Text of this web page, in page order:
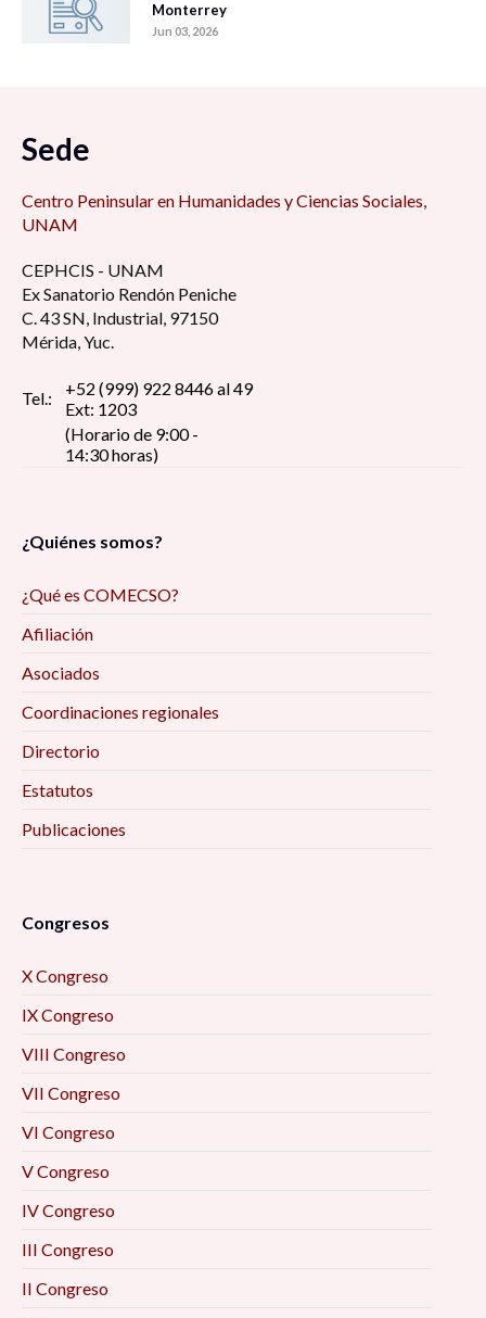
Monterrey
Jun 03, 2026
Sede
Centro Peninsular en Humanidades y Ciencias Sociales,
UNAM
CEPHCIS - UNAM
Ex Sanatorio Rendón Peniche
C. 43 SN, Industrial, 97150
Mérida, Yuc.
Tel.:
+52 (999) 922 8446 al 49
Ext: 1203
(Horario de 9:00 -
14:30 horas)
¿Quiénes somos?
¿Qué es COMECSO?
Afiliación
Asociados
Coordinaciones regionales
Directorio
Estatutos
Publicaciones
Congresos
X Congreso
IX Congreso
VIII Congreso
VII Congreso
VI Congreso
V Congreso
IV Congreso
III Congreso
II Congreso